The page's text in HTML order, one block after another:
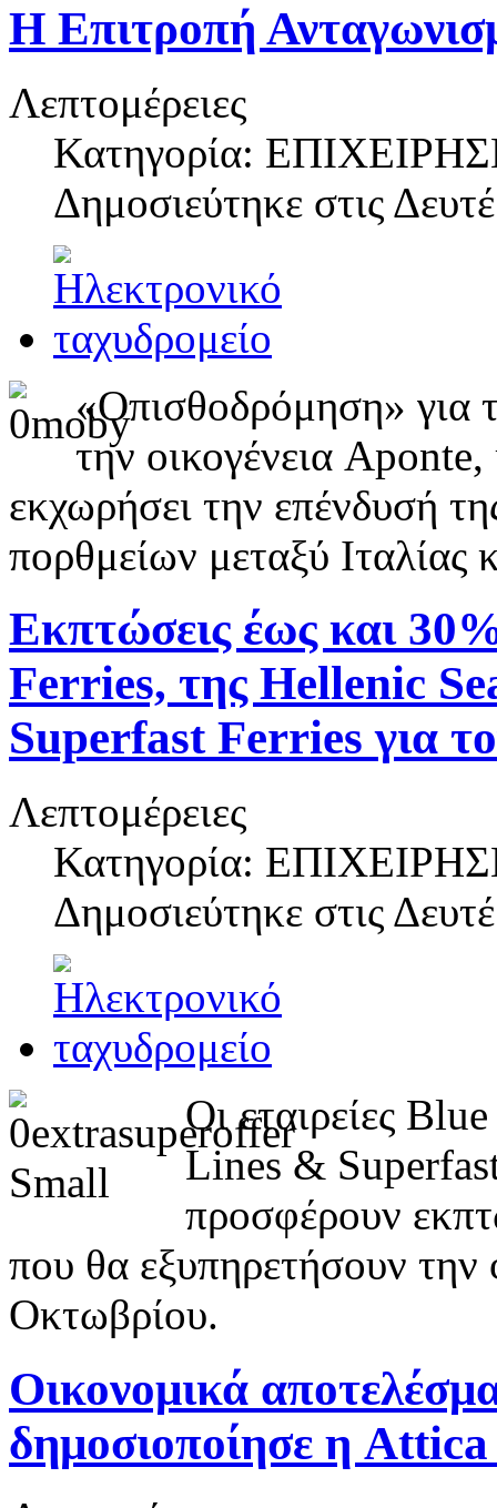
Η Επιτροπή
Λεπτομέρειες
Κατηγορία:
Δημοσιεύτηκε στις
«Οπισθοδρόμηση» για
την οικογένεια
εκχωρήσει την επένδυσή
πορθμείων μεταξύ
Εκπτώσεις έως και
Ferries, της Hellenic
Superfast Ferries για
Λεπτομέρειες
Κατηγορία:
Δημοσιεύτηκε στις
Οι εταιρείες
Lines &
προσφέρουν
που θα εξυπηρετήσουν
Οκτωβρίου.
Οικονομικά
δημοσιοποίησε η